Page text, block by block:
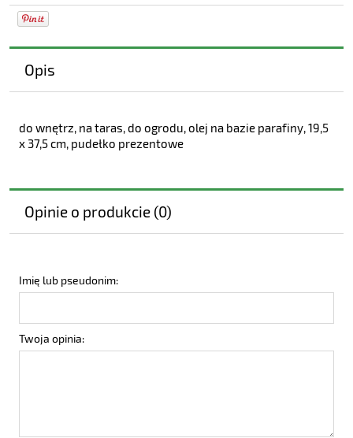
Opis
do wnętrz, na taras, do ogrodu, olej na bazie parafiny, 19,5
x 37,5 cm, pudełko prezentowe
Opinie o produkcie (0)
Imię lub pseudonim:
Twoja opinia: